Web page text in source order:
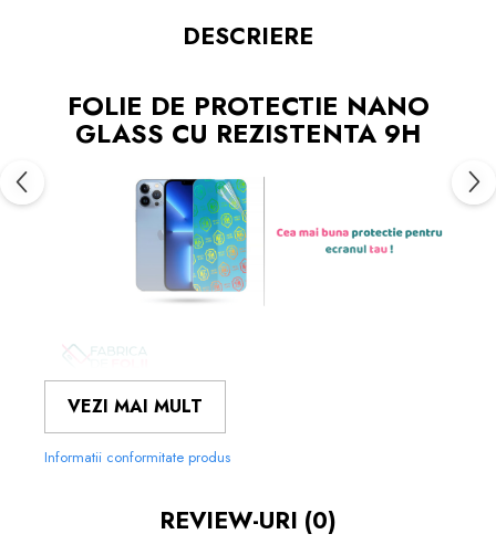
DESCRIERE
FOLIE DE PROTECTIE NANO
GLASS CU REZISTENTA 9H
FOLIILE NOASTRE SUNT
DE APLICATSI LE POTI MONTA
CHIAR TU.
PRODUCEREA FOLIILOR
STICLA PE CARE O STIM CU
VEZI MAI MULT
Informatii conformitate produs
REVIEW-URI (0)